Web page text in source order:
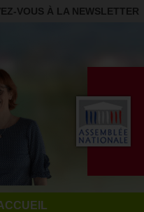
VOUS À LA NEWSLETTER